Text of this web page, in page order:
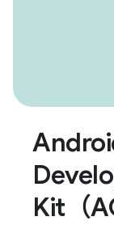
Kit（